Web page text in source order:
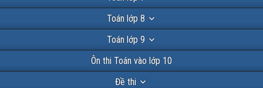
Toán lớp 8
Toán lớp 9
Ôn thi Toán vào lớp 10
Đề thi